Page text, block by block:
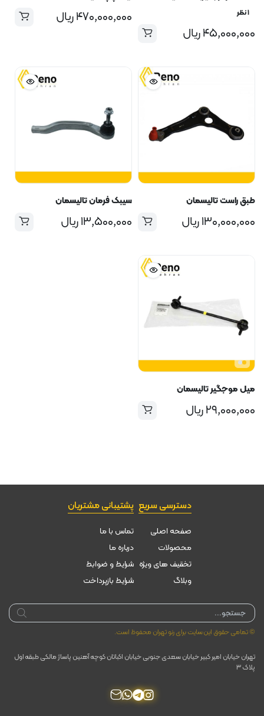
۱ نظر
۴۵,۰۰۰,۰۰۰ریال
۴۷۰,۰۰۰,۰۰۰ریال
طبق راست تالیسمان
۱۳۰,۰۰۰,۰۰۰ریال
سیبک فرمان تالیسمان
۱۳,۵۰۰,۰۰۰ریال
میل موجگیر تالیسمان
۲۹,۰۰۰,۰۰۰ریال
دسترسی سریع
صفحه اصلی
محصولات
تخقیف های ویژه
وبلاگ
پشتیبانی مشتریان
تماس با ما
درباره ما
شرایط و ضوابط
شرایط بازپرداخت
Products
search
© تمامی حقوق این سایت برای رنو تهران محفوظ است.
تهران خیابان امیر کبیر خیابان سعدی جنوبی خیابان اکباتان کوچه آهنین پاساژ مالکی طبقه اول
پلاک ۳